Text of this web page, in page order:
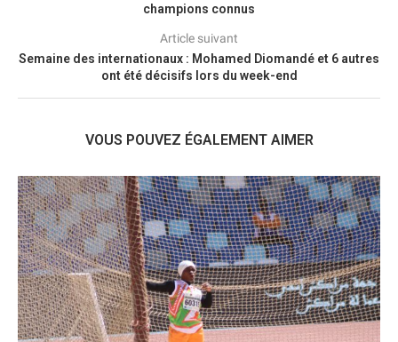
champions connus
Article suivant
Semaine des internationaux : Mohamed Diomandé et 6 autres
ont été décisifs lors du week-end
VOUS POUVEZ ÉGALEMENT AIMER